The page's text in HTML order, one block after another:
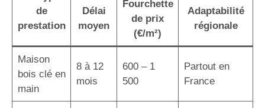
de
prestation
Délai
moyen
Fourchette
de prix
(€/m²)
Adaptabilité
régionale
Maison
bois clé en
main
8 à 12
mois
600 – 1
500
Partout en
France